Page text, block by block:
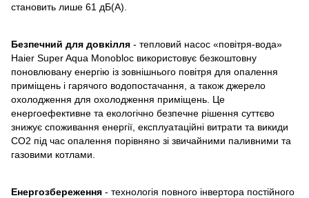
становить лише 61 дБ(A).
Безпечний для довкілля - тепловий насос «повітря-вода»
Haier Super Aqua Monobloc використовує безкоштовну
поновлювану енергію із зовнішнього повітря для опалення
приміщень і гарячого водопостачання, а також джерело
охолодження для охолодження приміщень. Це
енергоефективне та екологічно безпечне рішення суттєво
знижує споживання енергії, експлуатаційні витрати та викиди
CO2 під час опалення порівняно зі звичайними паливними та
газовими котлами.
Енергозбереження - технологія повного інвертора постійного